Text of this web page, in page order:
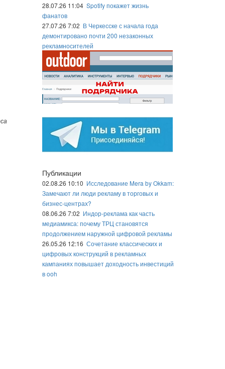
28.07.26 11:04 Spotify покажет жизнь
фанатов
27.07.26 7:02 В Черкесске с начала года
демонтировано почти 200 незаконных
рекламносителей
Публикации
02.08.26 10:10 Исследование Mera by Okkam:
Замечают ли люди рекламу в торговых и
бизнес-центрах?
08.06.26 7:02 Индор-реклама как часть
медиамикса: почему ТРЦ становятся
продолжением наружной цифровой рекламы
26.05.26 12:16 Сочетание классических и
цифровых конструкций в рекламных
кампаниях повышает доходность инвестиций
в ooh